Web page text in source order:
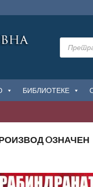
Products
search
БИБЛИОТЕКЕ
OЗНАЧЕН